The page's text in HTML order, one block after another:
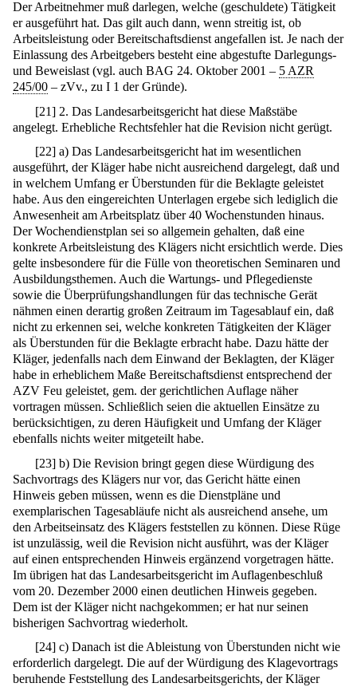
Der Arbeitnehmer muß darlegen, welche (geschuldete) Tätigkeit
er ausgeführt hat. Das gilt auch dann, wenn streitig ist, ob
Arbeitsleistung oder Bereitschaftsdienst angefallen ist. Je nach der
Einlassung des Arbeitgebers besteht eine abgestufte Darlegungs-
und Beweislast (vgl. auch BAG 24. Oktober 2001 – 5 AZR
245/00 – zVv., zu I 1 der Gründe).
[21] 2. Das Landesarbeitsgericht hat diese Maßstäbe
angelegt. Erhebliche Rechtsfehler hat die Revision nicht gerügt.
[22] a) Das Landesarbeitsgericht hat im wesentlichen
ausgeführt, der Kläger habe nicht ausreichend dargelegt, daß und
in welchem Umfang er Überstunden für die Beklagte geleistet
habe. Aus den eingereichten Unterlagen ergebe sich lediglich die
Anwesenheit am Arbeitsplatz über 40 Wochenstunden hinaus.
Der Wochendienstplan sei so allgemein gehalten, daß eine
konkrete Arbeitsleistung des Klägers nicht ersichtlich werde. Dies
gelte insbesondere für die Fülle von theoretischen Seminaren und
Ausbildungsthemen. Auch die Wartungs- und Pflegedienste
sowie die Überprüfungshandlungen für das technische Gerät
nähmen einen derartig großen Zeitraum im Tagesablauf ein, daß
nicht zu erkennen sei, welche konkreten Tätigkeiten der Kläger
als Überstunden für die Beklagte erbracht habe. Dazu hätte der
Kläger, jedenfalls nach dem Einwand der Beklagten, der Kläger
habe in erheblichem Maße Bereitschaftsdienst entsprechend der
AZV Feu geleistet, gem. der gerichtlichen Auflage näher
vortragen müssen. Schließlich seien die aktuellen Einsätze zu
berücksichtigen, zu deren Häufigkeit und Umfang der Kläger
ebenfalls nichts weiter mitgeteilt habe.
[23] b) Die Revision bringt gegen diese Würdigung des
Sachvortrags des Klägers nur vor, das Gericht hätte einen
Hinweis geben müssen, wenn es die Dienstpläne und
exemplarischen Tagesabläufe nicht als ausreichend ansehe, um
den Arbeitseinsatz des Klägers feststellen zu können. Diese Rüge
ist unzulässig, weil die Revision nicht ausführt, was der Kläger
auf einen entsprechenden Hinweis ergänzend vorgetragen hätte.
Im übrigen hat das Landesarbeitsgericht im Auflagenbeschluß
vom 20. Dezember 2000 einen deutlichen Hinweis gegeben.
Dem ist der Kläger nicht nachgekommen; er hat nur seinen
bisherigen Sachvortrag wiederholt.
[24] c) Danach ist die Ableistung von Überstunden nicht wie
erforderlich dargelegt. Die auf der Würdigung des Klagevortrags
beruhende Feststellung des Landesarbeitsgerichts, der Kläger